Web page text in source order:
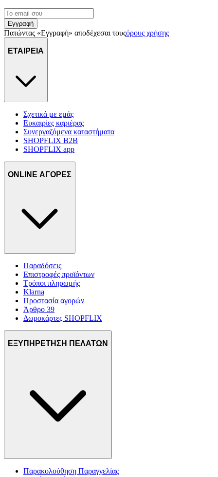
Εγγραφή
Πατώντας «Εγγραφή» αποδέχεσαι τουςόρους χρήσης
ΕΤΑΙΡΕΙΑ
Σχετικά με εμάς
Ευκαιρίες καριέρας
Συνεργαζόμενα καταστήματα
SHOPFLIX B2B
SHOPFLIX app
ONLINE ΑΓΟΡΕΣ
Παραδόσεις
Επιστροφές προϊόντων
Τρόποι πληρωμής
Klarna
Προστασία αγορών
Άρθρο 39
Δωροκάρτες SHOPFLIX
ΕΞΥΠΗΡΕΤΗΣΗ ΠΕΛΑΤΩΝ
Παρακολούθηση Παραγγελίας